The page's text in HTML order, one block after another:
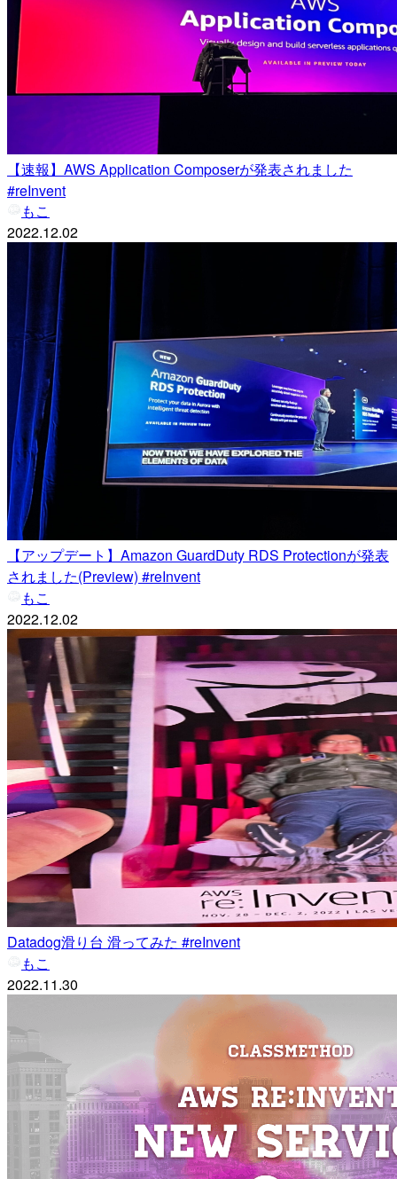
【速報】AWS Application Composerが発表されました
#reInvent
もこ
2022.12.02
【アップデート】Amazon GuardDuty RDS Protectionが発表
されました(Preview) #reInvent
もこ
2022.12.02
Datadog滑り台 滑ってみた #reInvent
もこ
2022.11.30